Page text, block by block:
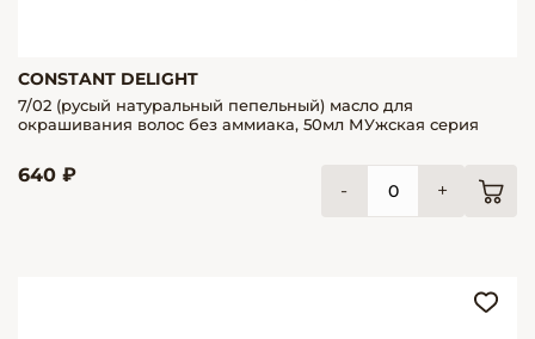
CONSTANT DELIGHT
7/02 (русый натуральный пепельный) масло для
окрашивания волос без аммиака, 50мл МУжская серия
640 ₽
- +